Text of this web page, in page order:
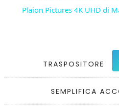
Plaion Pictures 4K UHD di
TRASPOSITORE
SEMPLIFICA